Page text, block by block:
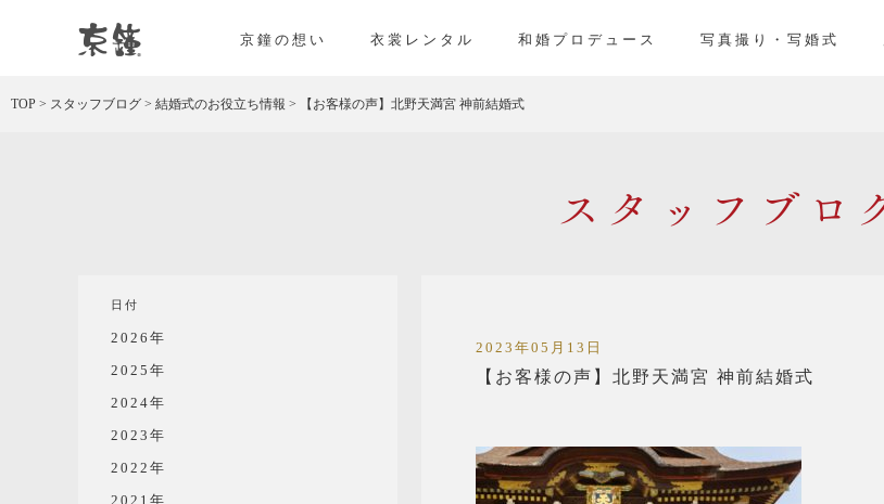
京都・東京で和装、和婚プロデュースなら「京鐘」
京鐘の想い 衣裳レンタル 和婚プロデュース 写真撮り・写婚式
TOP > スタッフブログ > 結婚式のお役立ち情報 > 【お客様の声】北野天満宮 神前結婚式
2023年05月13日
【お客様の声】北野天満宮 神前結婚式
日付
2026年
2025年
2024年
2023年
2022年
2021年